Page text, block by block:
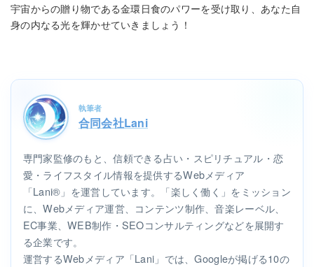
宇宙からの贈り物である金環日食のパワーを受け取り、あなた自
身の内なる光を輝かせていきましょう！
執筆者
合同会社Lani
専門家監修のもと、信頼できる占い・スピリチュアル・恋
愛・ライフスタイル情報を提供するWebメディア
「Lani®」を運営しています。「楽しく働く」をミッション
に、Webメディア運営、コンテンツ制作、音楽レーベル、
EC事業、WEB制作・SEOコンサルティングなどを展開す
る企業です。
運営するWebメディア「Lani」では、Googleが掲げる10の